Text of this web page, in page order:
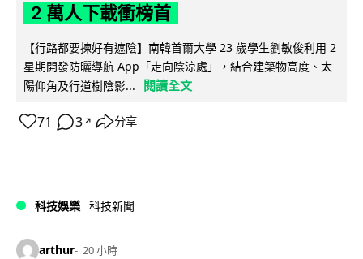
2 萬人下載衝榜首
【行路都要揀好有遮陰】南韓首爾大學 23 歲學生劉敏俊利用 2
星期開發防曬導航 App「走向陰涼處」，結合建築物高度、太
陽仰角及行道樹陰影...
閱讀全文
71 3 ↗ 分享
科技娛樂 科技新聞
arthur 20 小時